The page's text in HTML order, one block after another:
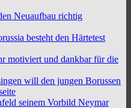
Neuaufbau richtig
besteht den Härtetest
motiviert und dankbar für die
will den jungen Borussen
seinem Vorbild Neymar